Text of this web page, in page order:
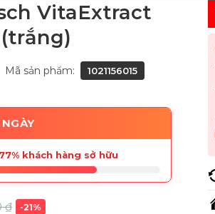
VitaExtract
Mã sản phẩm: 1021156015
khách hàng sở hữu
₫ -21%